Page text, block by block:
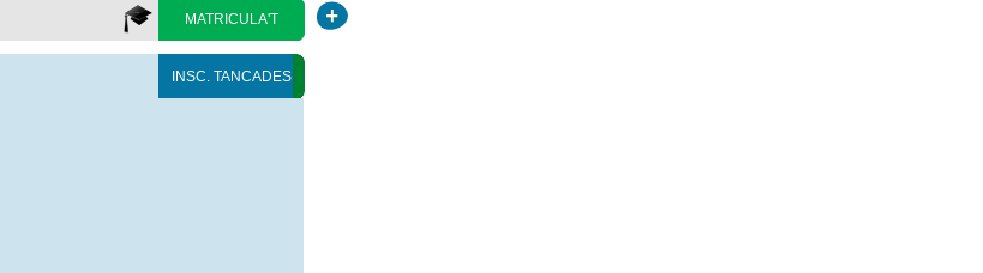
MATRICULA'T
INSC. TANCADES